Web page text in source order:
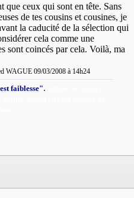
que ceux qui sont en tête. Sans
de tes cousins et cousines, je
la caducité de la sélection qui
cela comme une
sont coincés par cela. Voilà, ma
WAGUE 09/03/2008 à 14h24
faiblesse".